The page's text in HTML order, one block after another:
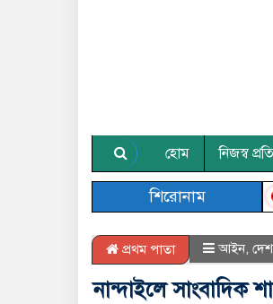
হোম নিজস্ব
শিরোনাম
প্রথম পাতা আইন,
নান্দাইলে সাংবাদিক